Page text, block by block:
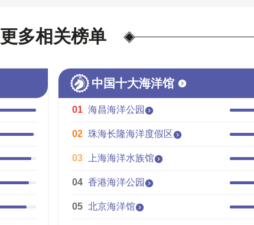
更多相关榜单
中国十大海洋馆
01 海昌海洋公园
02 珠海长隆海洋度假区
03 上海海洋水族馆
04 香港海洋公园
05 北京海洋馆
电线电缆
实木地板
铝单板
厨柜
卷闸门
家具/定制
卫浴洁具